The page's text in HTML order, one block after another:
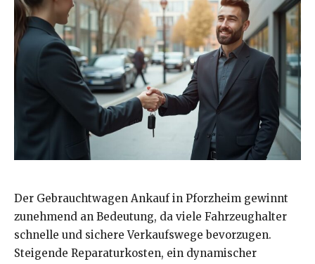
Der Gebrauchtwagen Ankauf in Pforzheim gewinnt
zunehmend an Bedeutung, da viele Fahrzeughalter
schnelle und sichere Verkaufswege bevorzugen.
Steigende Reparaturkosten, ein dynamischer